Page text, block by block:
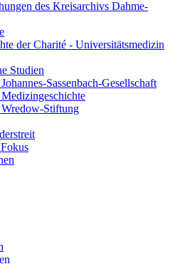
des Kreisarchivs Dahme-
der Charité - Universitätsmedizin
Studien
Sassenbach-Gesellschaft
Stiftung